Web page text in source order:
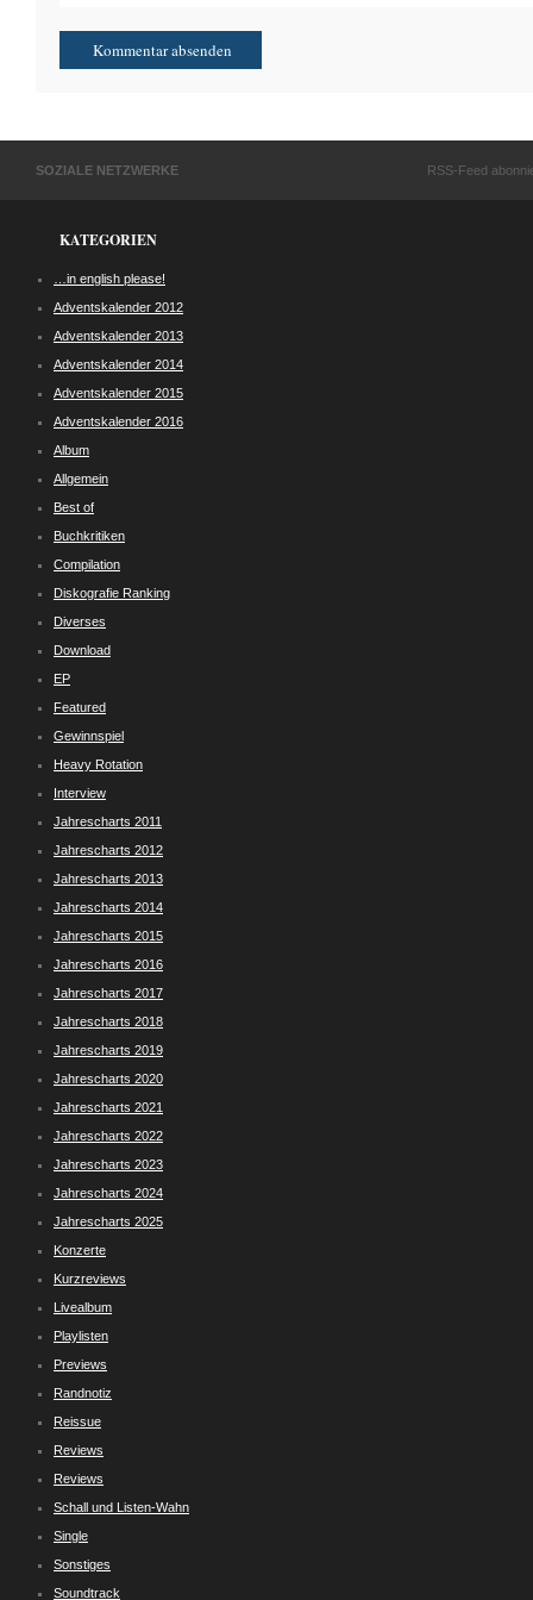
SOZIALE NETZWERKE RSS-Feed
KATEGORIEN
…in english please!
Adventskalender 2012
Adventskalender 2013
Adventskalender 2014
Adventskalender 2015
Adventskalender 2016
Album
Allgemein
Best of
Buchkritiken
Compilation
Diskografie Ranking
Diverses
Download
EP
Featured
Gewinnspiel
Heavy Rotation
Interview
Jahrescharts 2011
Jahrescharts 2012
Jahrescharts 2013
Jahrescharts 2014
Jahrescharts 2015
Jahrescharts 2016
Jahrescharts 2017
Jahrescharts 2018
Jahrescharts 2019
Jahrescharts 2020
Jahrescharts 2021
Jahrescharts 2022
Jahrescharts 2023
Jahrescharts 2024
Jahrescharts 2025
Konzerte
Kurzreviews
Livealbum
Playlisten
Previews
Randnotiz
Reissue
Reviews
Reviews
Schall und Listen-Wahn
Single
Sonstiges
Soundtrack